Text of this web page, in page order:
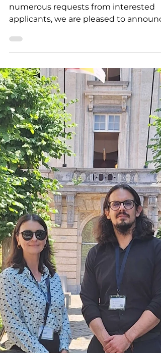
Jul 14 1 min read
Application Deadline
Extended!
Due to the great interest and
numerous requests from interested
applicants, we are pleased to
that the application deadline for the
2nd International Women, Peace and
Security Summer School has been
extended! New application deadline:
August 2026 If you have not
your application yet, this is your
opportunity to become part of a
regional community of young people
committed to peace, security, social
cohesion, and inclusive dialogue. Join
us in Sarajevo fo